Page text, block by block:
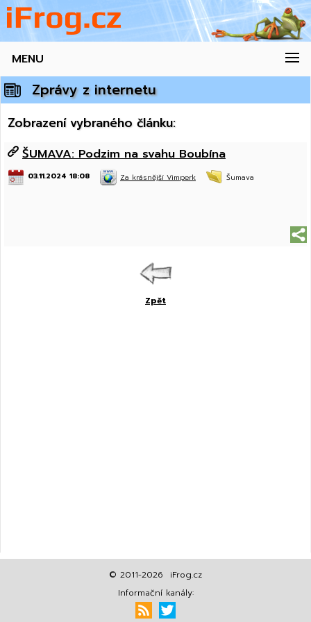
MENU
Zprávy z internetu
Zobrazení vybraného článku:
ŠUMAVA: Podzim na svahu Boubína
03.11.2024 18:08 Za krásnější Vimperk Šumava
Zpět
© 2011-2026 iFrog.cz
Informační kanály: